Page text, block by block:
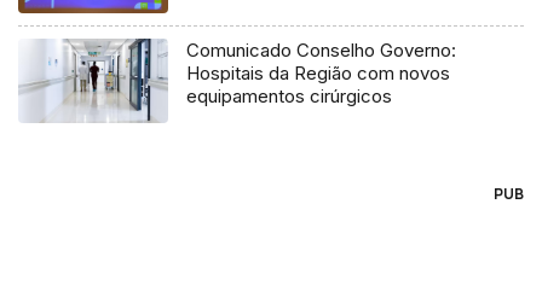
Comunicado Conselho Governo:
Hospitais da Região com novos
equipamentos cirúrgicos
PUB